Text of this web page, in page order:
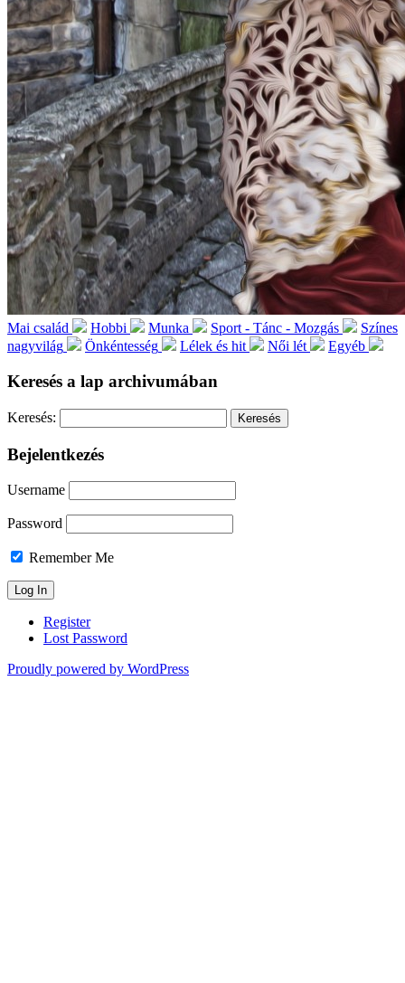
Mai család Hobbi Munka Sport - Tánc - Mozgás
Színes
nagyvilág
Önkéntesség Lélek és hit Női lét Egyéb
Keresés a lap archivumában
Keresés:
Bejelentkezés
Username
Password
Remember Me
Register
Lost Password
Proudly powered by WordPress